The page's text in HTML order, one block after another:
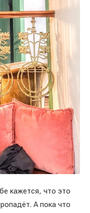
кажется, что это
А пока что